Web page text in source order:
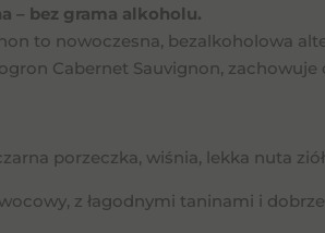
– bez grama alkoholu.
to nowoczesna, bezalkoholowa
Cabernet Sauvignon,
porzeczka, wiśnia, lekka nuta
z łagodnymi taninami i